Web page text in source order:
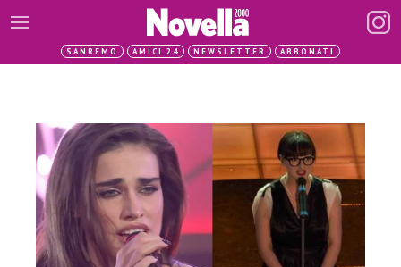
SANREMO AMICI 24 NEWSLETTER ABBONATI